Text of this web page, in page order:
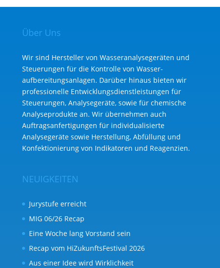
Über Uns
Wir sind Hersteller von Wasseranalysegeräten und
Steuerungen für die Kontrolle von Wasser­
aufbereitungs­anlagen. Darüber hinaus bieten wir
professionelle Entwicklungs­dienst­leistungen für
Steuerungen, Analysegeräte, sowie für chemische
Analyse­produkte an. Wir übernehmen auch
Auftragsanfertigungen für individualisierte
Analysegeräte sowie Herstellung, Abfüllung und
Konfektionierung von Indikatoren und Reagenzien.
NEUIGKEITEN
Jurystufe erreicht
MIG 06/26 Recap
Eine Woche lang Vorstand sein
Recap vom HiZukunftsFestival 2026
Aus einer Idee wird Wirklichkeit